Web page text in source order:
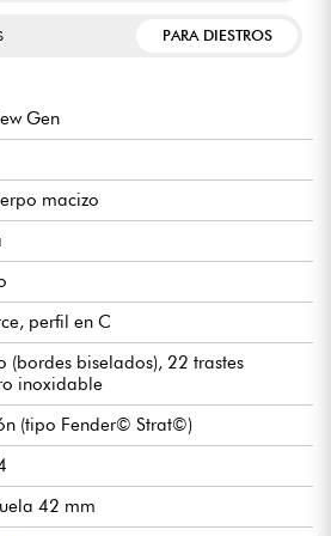
PARA DIESTROS
Gen
macizo
perfil en C
biselados), 22 trastes
inoxidable
(tipo Fender© Strat©)
42 mm